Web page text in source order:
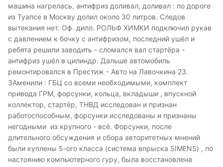
машина нагрелась, антифриз доливал, доливал : по дороге
из Туапсе в Москву долил около 30 литров. Следов
вытекания нет. Оф. дилл. РОЛЬФ ХИМКИ подключил рукав
с давлением к бочку с антифризом, последний ушёл и
ребята решили заводить - сломался вал стартёра -
антифриз ушёл в цилиндр. Дальше автомобиль
ремонтировался в Престиж - Авто на Лавочкина 23.
ЗАменили : ГБЦ со всеми необходимыми, комплект
привода ГРМ, форсунки, кольца, вкладыши , впускной
коллектор, стартёр, ТНВД исследован и признан
работоспособным, форсунки исследованы и признаны
негодными из крупного - всё. Форсунки, после
длительного обсуждения и сбора авторитетных мнений
были куплены 5-ого класса (система впрыска SIMENS) , по
настоянию компьютерного гуру, была восстановлена